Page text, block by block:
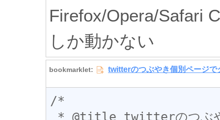
Firefox/Opera/Safari
しか動かない
/*